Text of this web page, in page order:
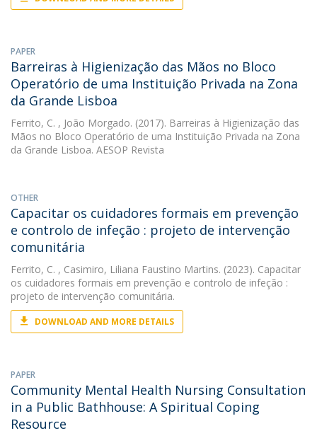
PAPER
Barreiras à Higienização das Mãos no Bloco
Operatório de uma Instituição Privada na Zona
da Grande Lisboa
Ferrito, C. , João Morgado. (2017). Barreiras à Higienização das
Mãos no Bloco Operatório de uma Instituição Privada na Zona
da Grande Lisboa. AESOP Revista
OTHER
Capacitar os cuidadores formais em prevenção
e controlo de infeção : projeto de intervenção
comunitária
Ferrito, C. , Casimiro, Liliana Faustino Martins. (2023). Capacitar
os cuidadores formais em prevenção e controlo de infeção :
projeto de intervenção comunitária.
DOWNLOAD AND MORE DETAILS
PAPER
Community Mental Health Nursing Consultation
in a Public Bathhouse: A Spiritual Coping
Resource